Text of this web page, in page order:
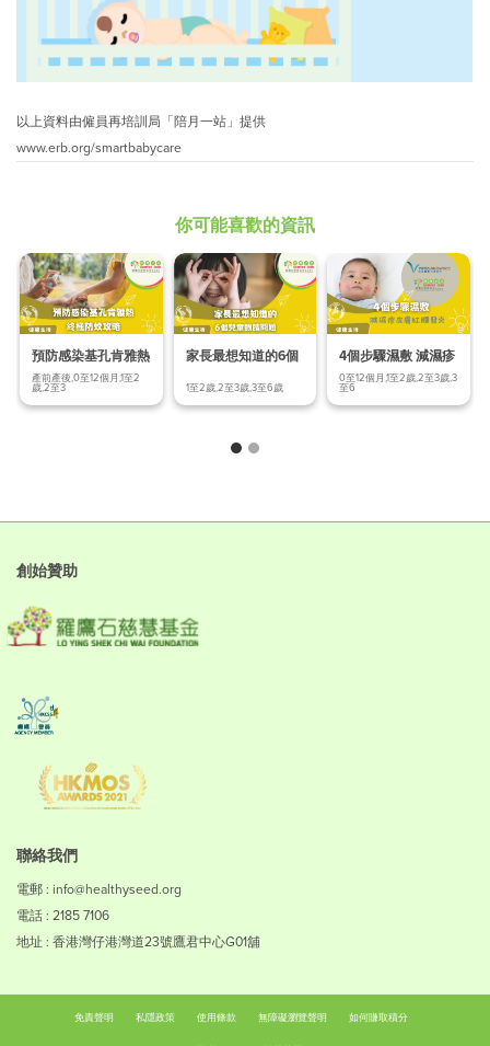
以上資料由僱員再培訓局「陪月一站」提供
www.erb.org/smartbabycare
你可能喜歡的資訊
預防感染基孔肯雅熱
終極防蚊
產前產後,0至12個月,1至2
歲,2至3
家長最想知道的6個
1至2歲,2至3歲,3至6歲
4個步驟濕敷 減濕疹
皮膚紅腫發炎
0至12個月,1至2歲,2至3歲,3
至6
創始贊助
聯絡我們
電郵 : info@healthyseed.org
電話 : 2185 7106
地址 : 香港灣仔港灣道23號鷹君中心G01舖
免責聲明 私隱政策 使用條款 無障礙瀏覽聲明 如何賺取積分